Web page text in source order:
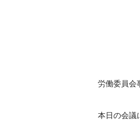
労働委員会
本日の会議